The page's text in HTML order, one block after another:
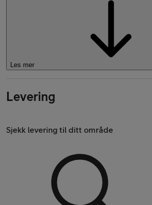
Kjøp Google Pixel
Les mer
Levering
Sjekk levering til ditt område